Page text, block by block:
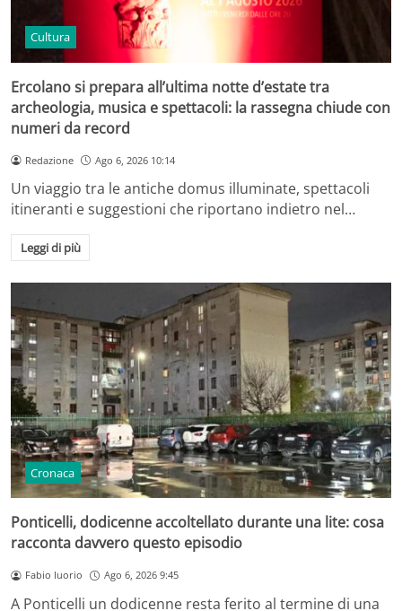
Cultura
Ercolano si prepara all’ultima notte d’estate tra
archeologia, musica e spettacoli: la rassegna chiude con
numeri da record
Redazione Ago 6, 2026 10:14
Un viaggio tra le antiche domus illuminate, spettacoli
itineranti e suggestioni che riportano indietro nel…
Leggi di più
Cronaca
Ponticelli, dodicenne accoltellato durante una lite: cosa
racconta davvero questo episodio
Fabio Iuorio Ago 6, 2026 9:45
A Ponticelli un dodicenne resta ferito al termine di una